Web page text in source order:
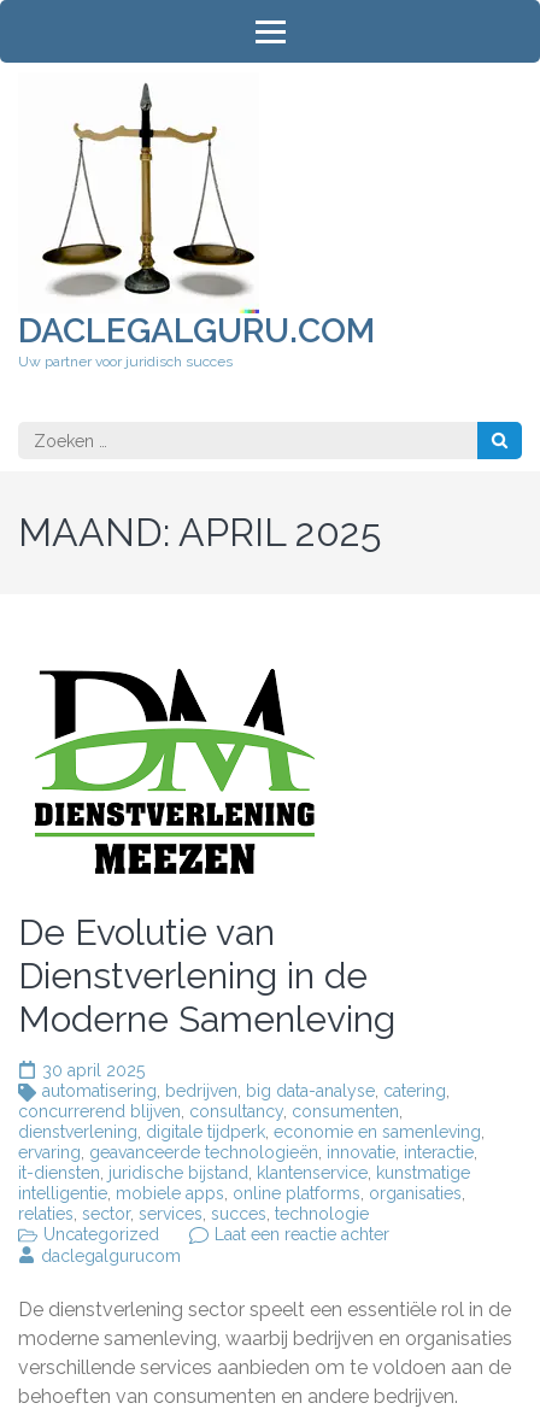
Ga
inhoud
DACLEGALGURU.COM
Uw partner voor juridisch succes
Zoeken
naar:
MAAND: APRIL 2025
De Evolutie van
Dienstverlening in de
Moderne Samenleving
30 april 2025
automatisering
bedrijven big data-analyse catering
concurrerend blijven consultancy consumenten
dienstverlening digitale tijdperk economie en samenleving
ervaring geavanceerde technologieën innovatie interactie
it-diensten juridische bijstand klantenservice kunstmatige
intelligentie mobiele apps online platforms organisaties
relaties sector, services succes technologie
Uncategorized
Laat een reactie achterop
Dienstverlening
in
de
Moderne
Samenleving
daclegalgurucom
De dienstverlening sector speelt een essentiële rol in de
moderne samenleving, waarbij bedrijven en organisaties
verschillende services aanbieden om te voldoen aan de
behoeften van consumenten en andere bedrijven.